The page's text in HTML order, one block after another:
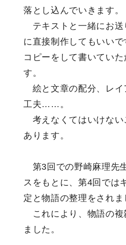
落とし込んでいきます。
テキストと一緒にお送
に直接制作してもいい
コピーをして書いてい
す。
絵と文章の配分、レイ
工夫……。
考えなくてはいけない
あります。
第3回での野崎麻理先
スをもとに、第4回では
定と物語の整理をされま
これにより、物語の複
ました。